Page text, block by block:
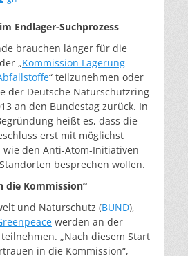
Endlager-Suchprozess
brauchen länger für die
„Kommission Lagerung
“ teilzunehmen oder
der Deutsche Naturschutzring
an den Bundestag zurück. In
heißt es, dass die
erst mit möglichst
den Anti-Atom-Initiativen
besprechen wollen.
die Kommission“
und Naturschutz (BUND),
werden an der
„Nach diesem Start
in die Kommission“,